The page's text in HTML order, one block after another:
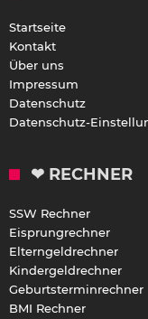
Startseite
Kontakt
Über uns
Impressum
Datenschutz
Datenschutz-
❤ RECHNER
SSW Rechner
Eisprungrechner
Elterngeldrechner
Kindergeldrechner
Geburtsterminrechner
BMI Rechner